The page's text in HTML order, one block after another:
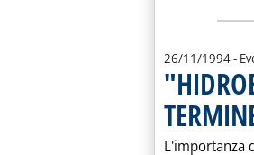
26/11/1994-
L'importanza